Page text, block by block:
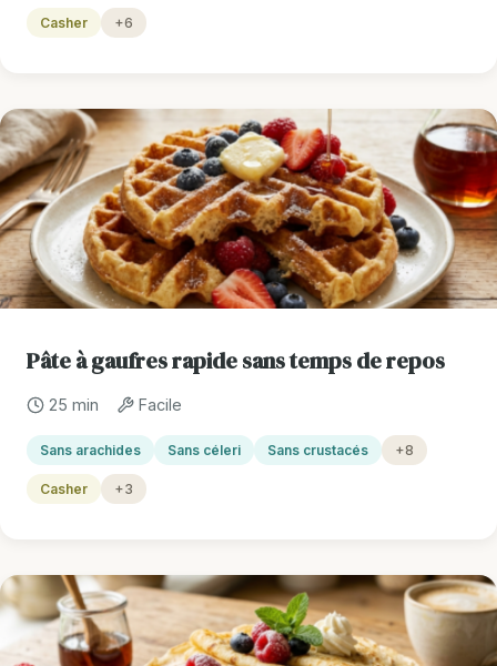
Casher +6
Pâte à gaufres rapide sans temps de repos
25 min Facile
Sans arachides Sans céleri Sans crustacés +8
Casher +3